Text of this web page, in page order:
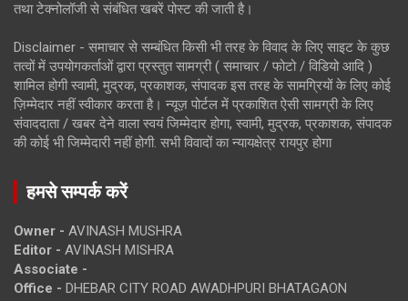
तथा टेक्नोलॉजी से संबंधित खबरें पोस्ट की जाती है।
Disclaimer - समाचार से सम्बंधित किसी भी तरह के विवाद के लिए साइट के कुछ
तत्वों में उपयोगकर्ताओं द्वारा प्रस्तुत सामग्री ( समाचार / फोटो / विडियो आदि )
शामिल होगी स्वामी, मुद्रक, प्रकाशक, संपादक इस तरह के सामग्रियों के लिए कोई
ज़िम्मेदार नहीं स्वीकार करता है। न्यूज़ पोर्टल में प्रकाशित ऐसी सामग्री के लिए
संवाददाता / खबर देने वाला स्वयं जिम्मेदार होगा, स्वामी, मुद्रक, प्रकाशक, संपादक
की कोई भी जिम्मेदारी नहीं होगी. सभी विवादों का न्यायक्षेत्र रायपुर होगा
हमसे सम्पर्क करें
Owner - AVINASH MUSHRA
Editor - AVINASH MISHRA
Associate -
Office - DHEBAR CITY ROAD AWADHPURI BHATAGAON